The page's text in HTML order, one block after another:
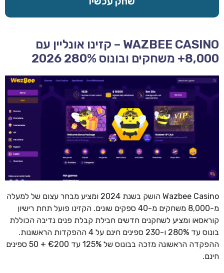
WAZBEE CASINO – קזינו אונליין עם
8,000+ משחקים ובונוס 280% 2026
Wazbee Casino הושק בשנת 2024 ומציע מבחר עצום של למעלה
מ-8,000 משחקים מ-40 ספקים שונים. הקזינו פועל תחת רישיון
קוראסאו ומציע לשחקנים חדשים חבילת קבלת פנים נדיבה הכוללת
בונוס עד 280% ו-230 ספינים חינם על 4 ההפקדות הראשונות.
ההפקדה הראשונה מזכה בבונוס של 125% עד €200 + 50 ספינים
חינם.